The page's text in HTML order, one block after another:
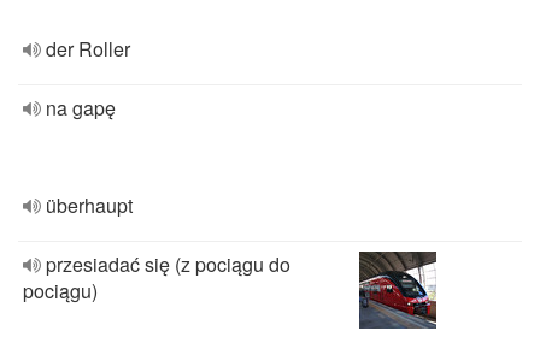
der Roller
na gapę
überhaupt
przesiadać się (z pociągu do
pociągu)